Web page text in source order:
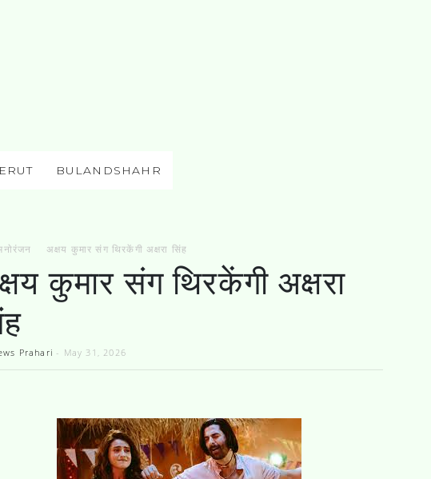
BULANDSHAHR
अक्षय कुमार संग थिरकेंगी अक्षरा सिंह
कुमार संग थिरकेंगी अक्षरा
Prahari - May 31, 2026